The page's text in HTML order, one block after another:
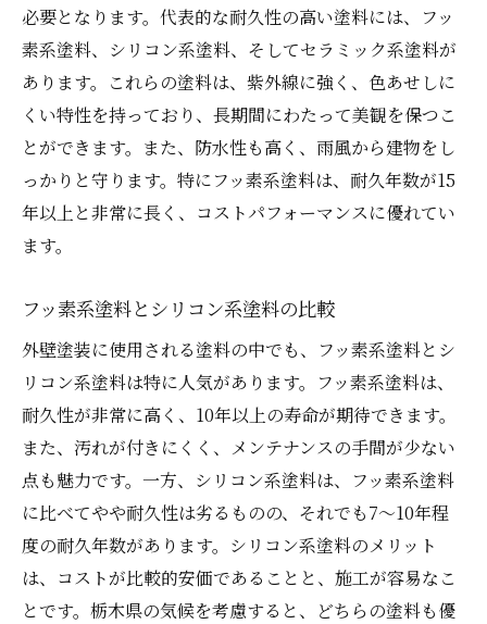
必要となります。代表的な耐久性の高い塗料には、フッ
素系塗料、シリコン系塗料、そしてセラミック系塗料が
あります。これらの塗料は、紫外線に強く、色あせしに
くい特性を持っており、長期間にわたって美観を保つこ
とができます。また、防水性も高く、雨風から建物をし
っかりと守ります。特にフッ素系塗料は、耐久年数が15
年以上と非常に長く、コストパフォーマンスに優れてい
ます。
フッ素系塗料とシリコン系塗料の比較
外壁塗装に使用される塗料の中でも、フッ素系塗料とシ
リコン系塗料は特に人気があります。フッ素系塗料は、
耐久性が非常に高く、10年以上の寿命が期待できます。
また、汚れが付きにくく、メンテナンスの手間が少ない
点も魅力です。一方、シリコン系塗料は、フッ素系塗料
に比べてやや耐久性は劣るものの、それでも7〜10年程
度の耐久年数があります。シリコン系塗料のメリット
は、コストが比較的安価であることと、施工が容易なこ
とです。栃木県の気候を考慮すると、どちらの塗料も優